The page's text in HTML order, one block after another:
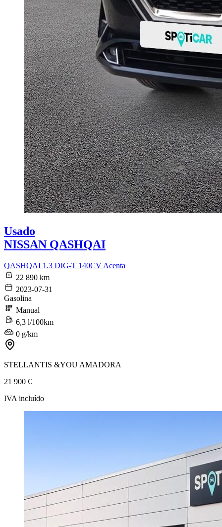
Usado
NISSAN QASHQAI
QASHQAI 1.3 DIG-T 140CV Acenta
22 890 km
2023-07-31
Gasolina
Manual
6,3 l/100km
0 g/km
STELLANTIS &YOU AMADORA
21 900 €
IVA incluído